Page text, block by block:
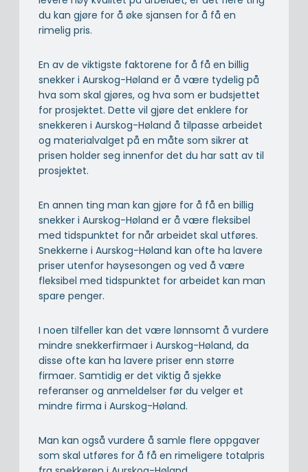
du kan gjøre for å øke sjansen for å få en
rimelig pris.
En av de viktigste faktorene for å få en billig
snekker i Aurskog-Høland er å være tydelig på
hva som skal gjøres, og hva som er budsjettet
for prosjektet. Dette vil gjøre det enklere for
snekkeren i Aurskog-Høland å tilpasse arbeidet
og materialvalget på en måte som sikrer at
prisen holder seg innenfor det du har satt av til
prosjektet.
En annen ting man kan gjøre for å få en billig
snekker i Aurskog-Høland er å være fleksibel
med tidspunktet for når arbeidet skal utføres.
Snekkerne i Aurskog-Høland kan ofte ha lavere
priser utenfor høysesongen og ved å være
fleksibel med tidspunktet for arbeidet kan man
spare penger.
I noen tilfeller kan det være lønnsomt å vurdere
mindre snekkerfirmaer i Aurskog-Høland, da
disse ofte kan ha lavere priser enn større
firmaer. Samtidig er det viktig å sjekke
referanser og anmeldelser før du velger et
mindre firma i Aurskog-Høland.
Man kan også vurdere å samle flere oppgaver
som skal utføres for å få en rimeligere totalpris